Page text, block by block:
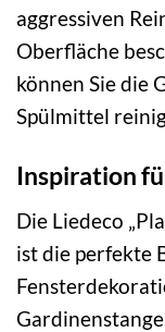
aggressiven
Oberfläche
können Sie die
Spülmittel
Inspiration
Die Liedeco
ist die perfekte